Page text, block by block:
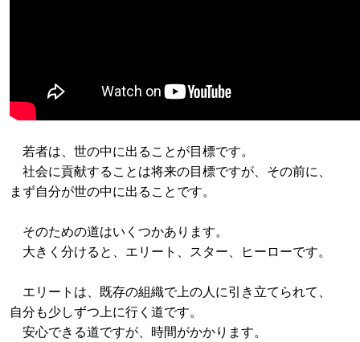
若者は、世の中に出ることが目標です。
社会に貢献することは将来の目標ですが、その前に、
まず自分が世の中に出ることです。
そのための道はいくつかあります。
大きく分けると、エリート、スター、ヒーローです。
エリートは、既存の組織で上の人に引き立てられて、
自分も少しずつ上に行く道です。
安心できる道ですが、時間がかかります。